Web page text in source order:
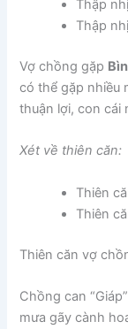
Thập
Thập
Vợ chồng gặp
có thể gặp nhiều
thuận lợi, con cái
Xét về thiên căn:
Thiên
Thiên
Thiên căn vợ
Chồng can
mưa gãy cành